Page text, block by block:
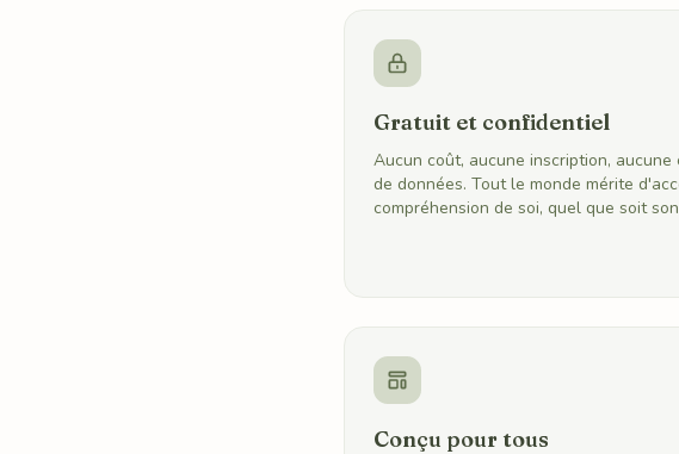
Gratuit et confidentiel
Aucun coût, aucune inscription, aucune
de données. Tout le monde mérite
compréhension de soi, quel que soit
Conçu pour tous